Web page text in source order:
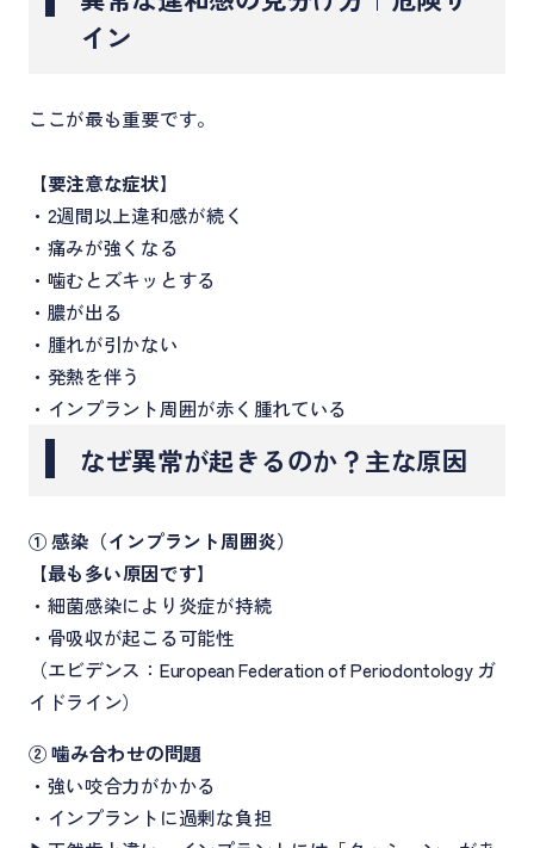
イン
ここが最も重要です。
【要注意な症状】
・2週間以上違和感が続く
・痛みが強くなる
・噛むとズキッとする
・膿が出る
・腫れが引かない
・発熱を伴う
・インプラント周囲が赤く腫れている
なぜ異常が起きるのか？主な原因
① 感染（インプラント周囲炎）
【最も多い原因です】
・細菌感染により炎症が持続
・骨吸収が起こる可能性
（エビデンス：European Federation of Periodontology ガ
イドライン）
② 噛み合わせの問題
・強い咬合力がかかる
・インプラントに過剰な負担